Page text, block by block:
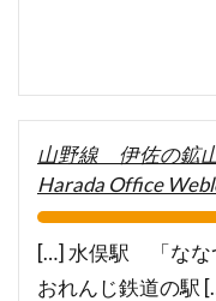
山野線 伊佐の鉱
Harada Office
[…] 水俣駅 「なな
おれんじ鉄道の駅